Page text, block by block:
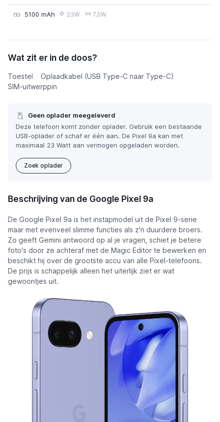
5100 mAh 23W 7.5W
€ 364,00of € 19,50 p/m
Wat zit er in de doos?
Toestel
Oplaadkabel (USB Type-C naar Type-C)
SIM-uitwerppin
Geen oplader meegeleverd
Deze telefoon komt zonder oplader. Gebruik een bestaande
USB-oplader of schaf er één aan. De Pixel 9a kan met
maximaal 23 Watt aan vermogen opgeladen worden.
Zoek oplader
Beschrijving van de Google Pixel 9a
De Google Pixel 9a is het instapmodel uit de Pixel 9-serie
maar met evenveel slimme functies als z'n duurdere broers.
Zo geeft Gemini antwoord op al je vragen, schiet je betere
foto's door ze achteraf met de Magic Editor te bewerken en
beschikt hij over de grootste accu van alle Pixel-telefoons.
De prijs is schappelijk alleen het uiterlijk ziet er wat
gewoontjes uit.